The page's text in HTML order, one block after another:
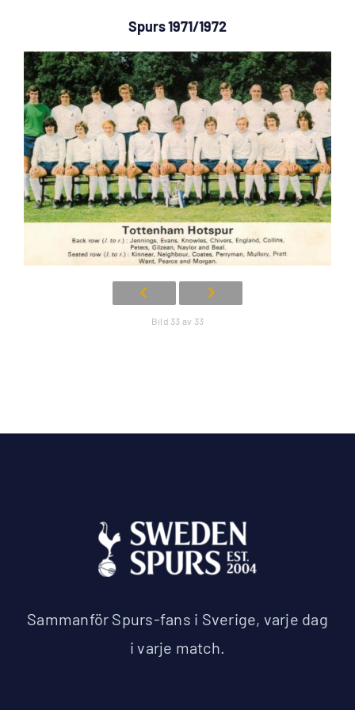
Spurs 1971/1972
Bild 33 av 33
Sammanför Spurs-fans i Sverige, varje dag
i varje match.